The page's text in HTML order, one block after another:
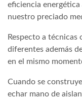
eficiencia energética
nuestro preciado
Respecto a técnicas
diferentes además
en el mismo
Cuando se
echar mano de